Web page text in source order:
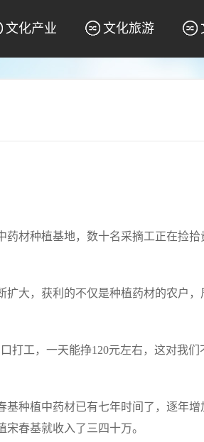
文化产业 文化旅游
药材种植基地，数十名采摘工正在捡拾
大，获利的不仅是种植药材的农户，
打工，一天能挣120元左右，这对我们
种植中药材已有七年时间了，逐年增
春基就收入了三四十万。